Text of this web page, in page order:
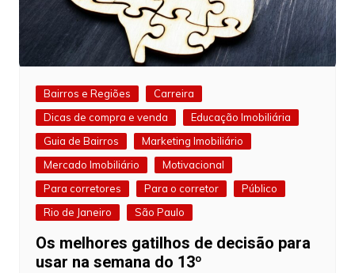
Bairros e Regiões
Carreira
Dicas de compra e venda
Educação Imobiliária
Guia de Bairros
Marketing Imobiliário
Mercado Imobiliário
Motivacional
Para corretores
Para o corretor
Público
Rio de Janeiro
São Paulo
Os melhores gatilhos de decisão para
usar na semana do 13º